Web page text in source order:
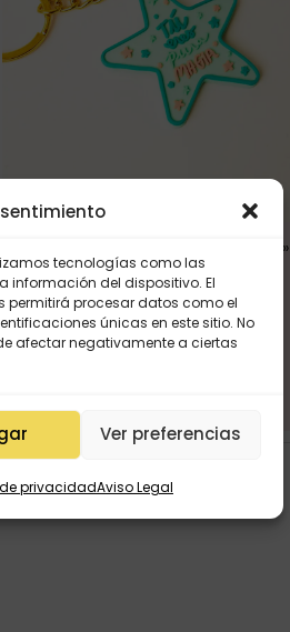
tecnologías como las
del dispositivo. El
procesar datos como el
únicas en este sitio. No
afectar negativamente a ciertas
Ver preferencias
privacidadAviso Legal
llavero «TÚ eres pura magia»
1,50€